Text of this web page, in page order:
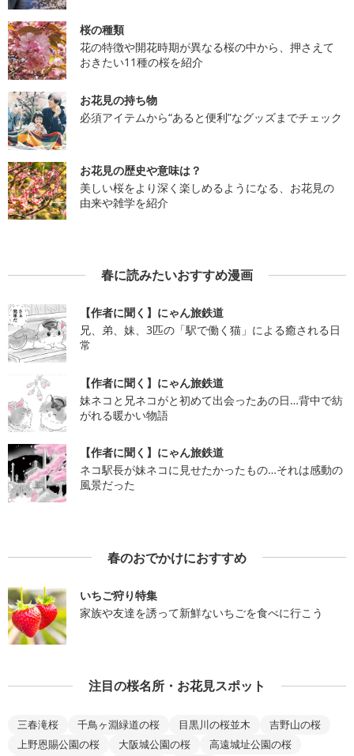
桜の種類
花の特徴や開花時期が異なる桜の中から、押さえて
おきたい11種の桜を紹介
お花見の持ち物
必須アイテムから“あると便利”なグッズまでチェック
お花見の歴史や意味は？
美しい桜をより深く楽しめるようになる、お花見の
由来や雑学を紹介
春に読みたいおすすめ漫画
【作者に聞く】にゃん旅鉄道
兄、弟、妹、3匹の「駅で働く猫」による癒される日
常
【作者に聞く】にゃん旅鉄道
妹ネコと兄ネコがと初めて出会ったあの日…背中で紡
がれる暖かい物語
【作者に聞く】にゃん旅鉄道
ネコ駅長が妹ネコに見せたかったもの…それは感動の
風景だった
春のおでかけにおすすめ
いちご狩り特集
家族や友達を誘って新鮮ないちごを食べに行こう
注目の桜名所・お花見スポット
三春滝桜 千鳥ヶ淵緑道の桜 目黒川の桜並木
吉野山の桜
上野恩賜公園の桜
大阪城公園の桜
高遠城址公園の桜